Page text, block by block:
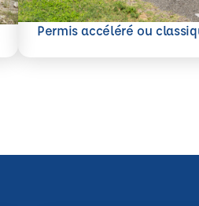
Permis accéléré ou
En savoir plus